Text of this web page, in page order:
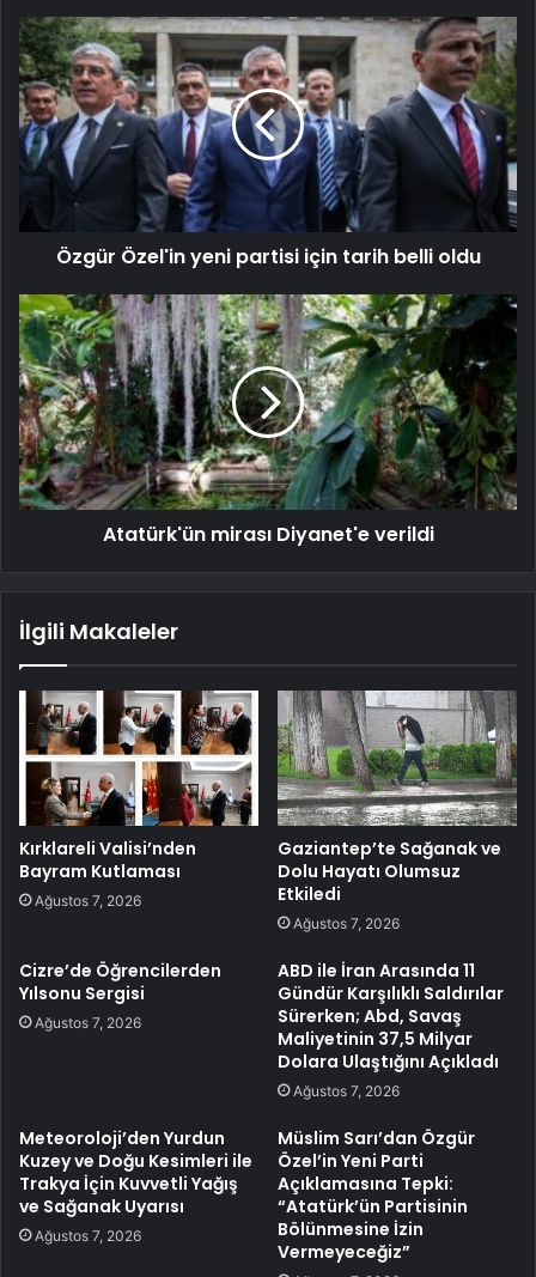
Özgür Özel'in yeni partisi için tarih belli oldu
Atatürk'ün mirası Diyanet'e verildi
İlgili Makaleler
Kırklareli Valisi’nden
Bayram Kutlaması
Ağustos 7, 2026
Gaziantep’te Sağanak ve
Dolu Hayatı Olumsuz
Etkiledi
Ağustos 7, 2026
Cizre’de Öğrencilerden
Yılsonu Sergisi
Ağustos 7, 2026
ABD ile İran Arasında 11
Gündür Karşılıklı Saldırılar
Sürerken; Abd, Savaş
Maliyetinin 37,5 Milyar
Dolara Ulaştığını Açıkladı
Ağustos 7, 2026
Meteoroloji’den Yurdun
Kuzey ve Doğu Kesimleri ile
Trakya İçin Kuvvetli Yağış
ve Sağanak Uyarısı
Ağustos 7, 2026
Müslim Sarı’dan Özgür
Özel’in Yeni Parti
Açıklamasına Tepki:
“Atatürk’ün Partisinin
Bölünmesine İzin
Vermeyeceğiz”